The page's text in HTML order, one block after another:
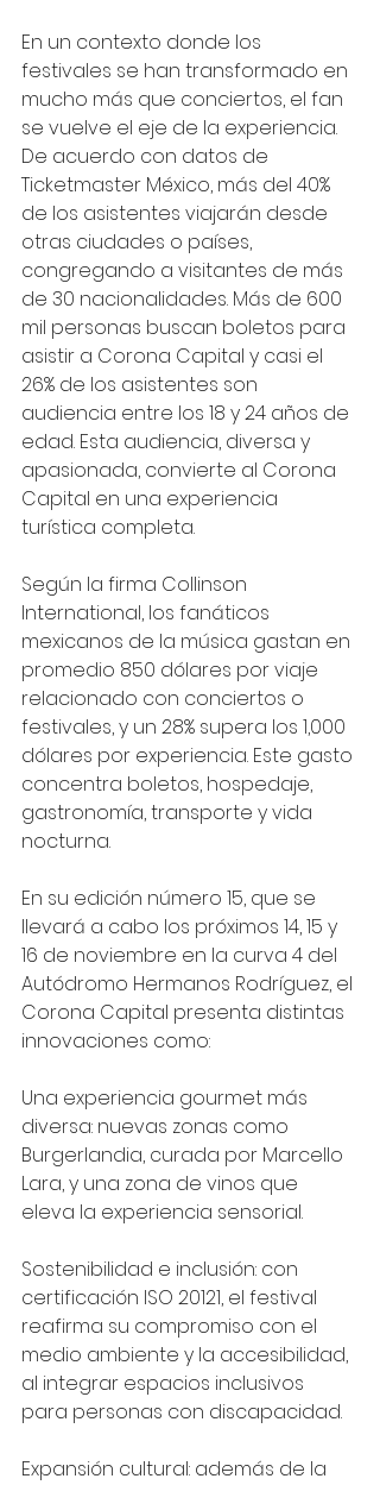
En un contexto donde los
festivales se han transformado en
mucho más que conciertos, el fan
se vuelve el eje de la experiencia.
De acuerdo con datos de
Ticketmaster México, más del 40%
de los asistentes viajarán desde
otras ciudades o países,
congregando a visitantes de más
de 30 nacionalidades. Más de 600
mil personas buscan boletos para
asistir a Corona Capital y casi el
26% de los asistentes son
audiencia entre los 18 y 24 años de
edad. Esta audiencia, diversa y
apasionada, convierte al Corona
Capital en una experiencia
turística completa.
Según la firma Collinson
International, los fanáticos
mexicanos de la música gastan en
promedio 850 dólares por viaje
relacionado con conciertos o
festivales, y un 28% supera los 1,000
dólares por experiencia. Este gasto
concentra boletos, hospedaje,
gastronomía, transporte y vida
nocturna.
En su edición número 15, que se
llevará a cabo los próximos 14, 15 y
16 de noviembre en la curva 4 del
Autódromo Hermanos Rodríguez, el
Corona Capital presenta distintas
innovaciones como:
Una experiencia gourmet más
diversa: nuevas zonas como
Burgerlandia, curada por Marcello
Lara, y una zona de vinos que
eleva la experiencia sensorial.
Sostenibilidad e inclusión: con
certificación ISO 20121, el festival
reafirma su compromiso con el
medio ambiente y la accesibilidad,
al integrar espacios inclusivos
para personas con discapacidad.
Expansión cultural: además de la